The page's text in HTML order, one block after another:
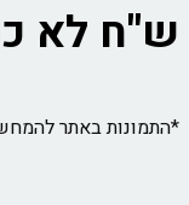
ש"ח לא
*התמונות באתר